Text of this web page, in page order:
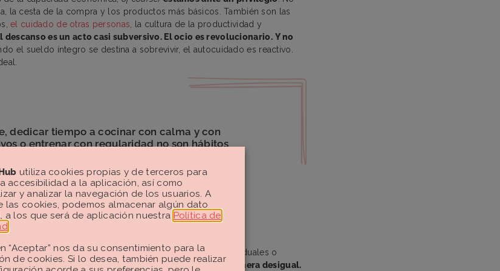
la cesta de la compra y los productos más básicos. También son las
el cuidado de otras personas , la cultura de la productividad y
descanso es un acto casi subversivo. El ocio es revolucionario. Y no
el sueldo íntegro se destina a sobrevivir, el autocuidado es reactivo.
dedicar tiempo a cocinar con calma y con
o entrenar con regularidad no son hábitos
pueden entenderse únicamente como decisiones individuales o
lugar, porqueel tiempo es un recurso distribuido de manera desigual.
utiliza cookies propias y de terceros para
accesibilidad a la aplicación, así como
y analizar la navegación de los usuarios. A
las cookies, podemos almacenar algún dato
a los que será de aplicación nuestra Política de
.
“Aceptar” nos da su consentimiento para la
de cookies. Si lo desea, también puede realizar